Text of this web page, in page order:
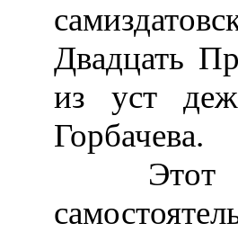
Двадцать
из уст
Горбачева.
Этот